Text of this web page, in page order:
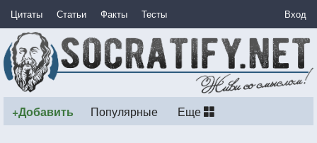
Цитаты Статьи Факты Тесты Вход
+Добавить Популярные Еще